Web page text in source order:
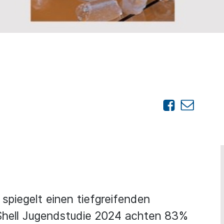
einen tiefgreifenden
Jugendstudie 2024 achten 83%